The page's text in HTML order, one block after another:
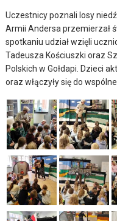
Uczestnicy poznali losy
Armii Andersa przemierzał
spotkaniu udział wzięli
Tadeusza Kościuszki oraz
Polskich w Gołdapi. Dzieci
oraz włączyły się do